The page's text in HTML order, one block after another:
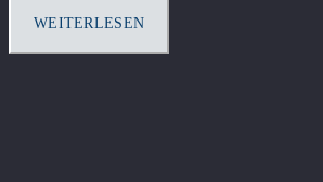
WEITERLESEN